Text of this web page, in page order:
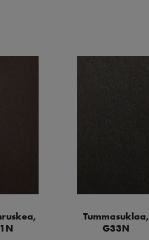
Tummasuklaa,
G33N